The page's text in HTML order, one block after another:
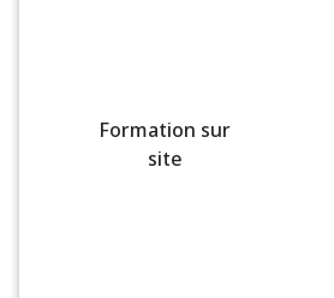
Formation sur
site